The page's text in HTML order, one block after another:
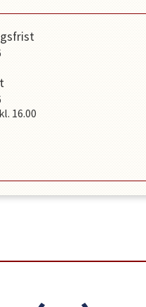
kl. 16.00